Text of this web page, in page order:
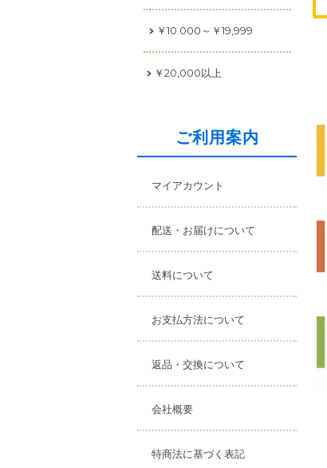
￥10.000～￥19,999
￥20,000以上
ご利用案内
マイアカウント
配送・お届けについて
送料について
お支払方法について
返品・交換について
会社概要
特商法に基づく表記